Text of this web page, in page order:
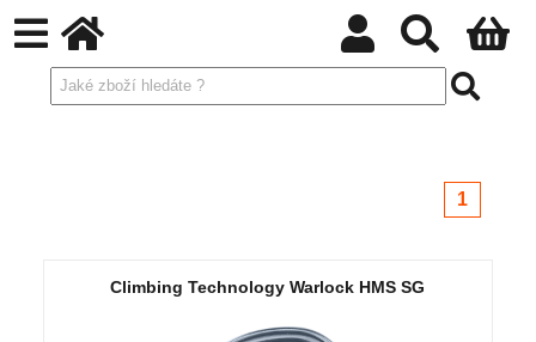
1
Climbing Technology Warlock HMS SG